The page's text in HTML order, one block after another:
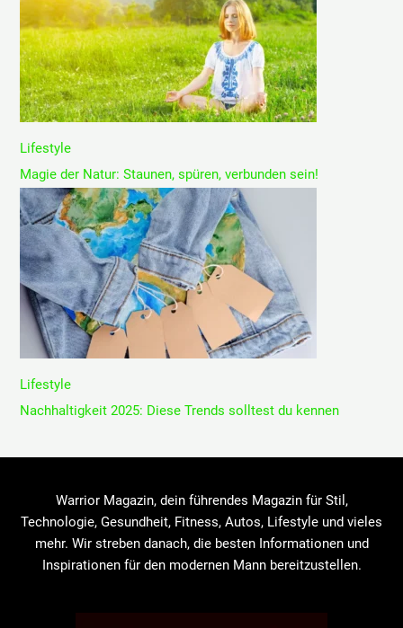
Lifestyle
Magie der Natur: Staunen, spüren, verbunden sein!
Lifestyle
Nachhaltigkeit 2025: Diese Trends solltest du kennen
Warrior Magazin, dein führendes Magazin für Stil,
Technologie, Gesundheit, Fitness, Autos, Lifestyle und vieles
mehr. Wir streben danach, die besten Informationen und
Inspirationen für den modernen Mann bereitzustellen.